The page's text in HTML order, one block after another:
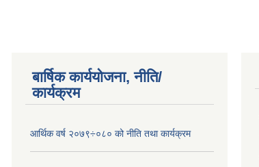
बार्षिक कार्ययोजना, नीति/
कार्यक्रम
आर्थिक वर्ष २०७९÷०८० को नीति तथा कार्यक्रम